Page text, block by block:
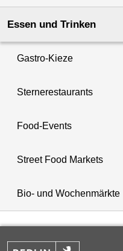
Essen und Trinken
Gastro-Kieze
Sternerestaurants
Food-Events
Street Food Markets
Bio- und Wochenmärkte